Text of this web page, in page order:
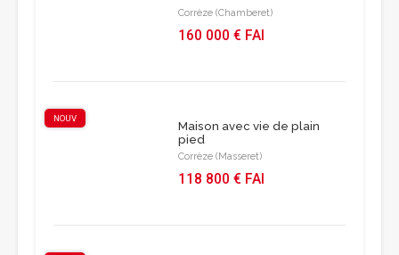
Corrèze (Chamberet)
160 000 € FAI
NOUV
Maison avec vie de plain
pied
Corrèze (Masseret)
118 800 € FAI